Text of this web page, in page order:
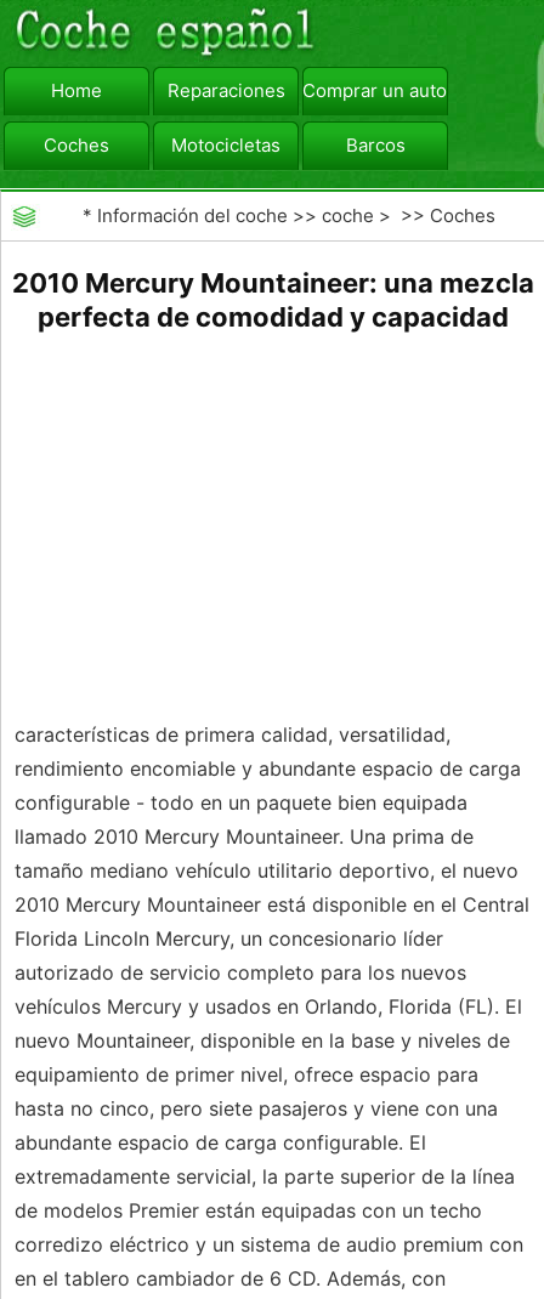
Home Reparaciones Comprar un automóvil
Coches Motocicletas Barcos
viajar Camiones
* Información del coche >>coche > >> Coches
2010 Mercury Mountaineer: una mezcla
perfecta de comodidad y capacidad
características de primera calidad, versatilidad,
rendimiento encomiable y abundante espacio de carga
configurable - todo en un paquete bien equipada
llamado 2010 Mercury Mountaineer. Una prima de
tamaño mediano vehículo utilitario deportivo, el nuevo
2010 Mercury Mountaineer está disponible en el Central
Florida Lincoln Mercury, un concesionario líder
autorizado de servicio completo para los nuevos
vehículos Mercury y usados ​​en Orlando, Florida (FL). El
nuevo Mountaineer, disponible en la base y niveles de
equipamiento de primer nivel, ofrece espacio para
hasta no cinco, pero siete pasajeros y viene con una
abundante espacio de carga configurable. El
extremadamente servicial, la parte superior de la línea
de modelos Premier están equipadas con un techo
corredizo eléctrico y un sistema de audio premium con
en el tablero cambiador de 6 CD. Además, con